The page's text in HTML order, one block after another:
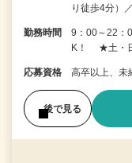
り徒歩4分）
勤務時間
9：00～22
K！ ★土・
応募資格 高卒以上、未
後で見る